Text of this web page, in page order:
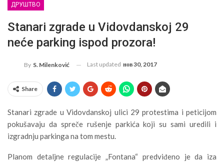
ДРУШТВО
Stanari zgrade u Vidovdanskoj 29
neće parking ispod prozora!
By S. Milenković Last updated нов 30, 2017
Share
Stanari zgrade u Vidovdanskoj ulici 29 protestima i peticijom
pokušavaju da spreče rušenje parkića koji su sami uredili i
izgradnju parkinga na tom mestu.
Planom detaljne regulacije „Fontana“ predviđeno je da iza